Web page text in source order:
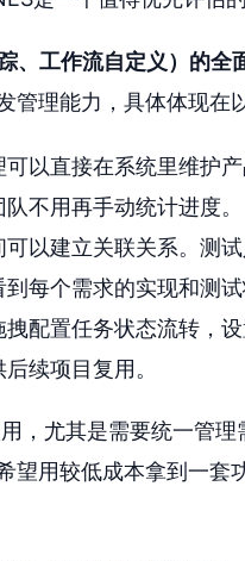
、工作流自定义）的全
理能力，具体体现在
以直接在系统里维护
不用再手动统计进度。
以建立关联关系。测
每个需求的实现和测试
拽配置任务状态流转，
续项目复用。
，尤其是需要统一管
望用较低成本拿到一套